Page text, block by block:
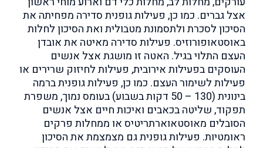
אצל גברים. כמו כן, פעילות גופנית סדירה מפחיתה את
הסיכון לסכרת ולתסמונת מטבולית ואת הסיכון לחלות
באוסטאופורוזיס. פעילות סדירה מאיטה את אובדן
העצם התלוי בגיל. האטה זו מושגת אצל אנשים
העוסקים בפעילות אירובית, פעילות לחיזוק שרירים או
פעילות לשימור העצם. כמו כן, פעילות גופנית ברמה
בינונית (130 – 50 דקות בשבוע) בעומס נמוך, משפרת
תפקוד, שליטה בכאבים ואיכות חיים אצל אנשים
הסובלים מאוסטאוארתריטיס או ממחלות פרקים
ראומטיות. פעילות גופנית גם מצמצמת את הסיכון